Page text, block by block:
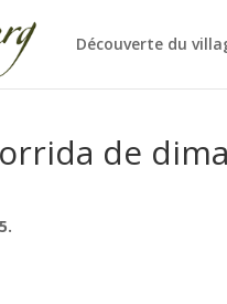
Découverte du
de